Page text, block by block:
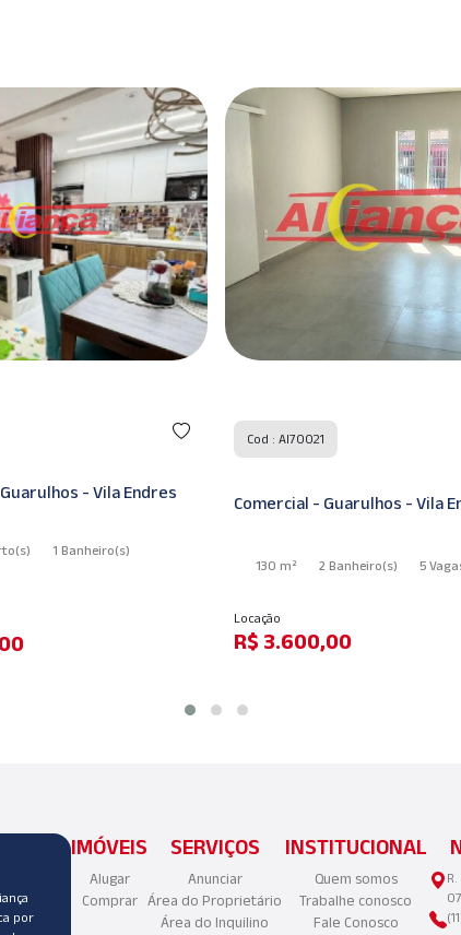
- Vila Endres
Cod : AI69780
Apartamento - Guarulhos -
5 Vagas
Venda
R$ 390.000,00
por
IMÓVEIS
Alugar
Comprar
SERVIÇOS
Anunciar
Área do Proprietário
Área do Inquilino
INSTITUCIONAL
Quem somos
Trabalhe conosco
Fale Conosco